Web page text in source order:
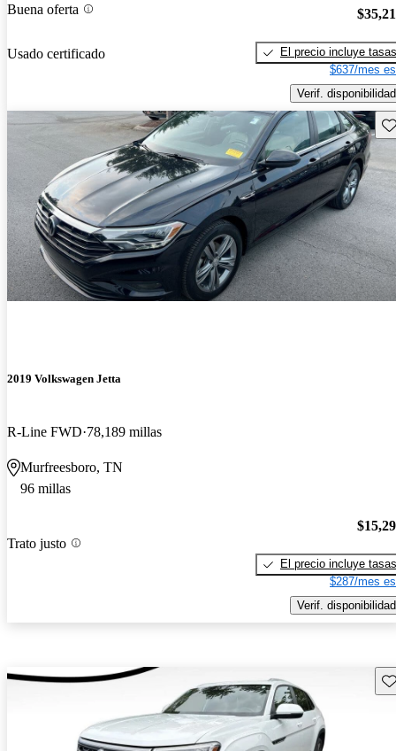
Buena oferta
Usado certificado
El precio incluye tasas
$637/mes
Verif. disponibilidad
2019 Volkswagen Jetta
R-Line FWD 78,189 millas
Murfreesboro, TN
96 millas
Trato justo
El precio incluye tasas
$287/mes
Verif. disponibilidad